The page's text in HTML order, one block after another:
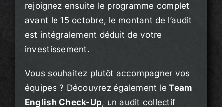
rejoignez ensuite le programme complet
avant le 15 octobre, le montant de l’audit
est intégralement déduit de votre
investissement.
Vous souhaitez plutôt accompagner vos
équipes ? Découvrez également leTeam
English Check-Up, un audit collectif